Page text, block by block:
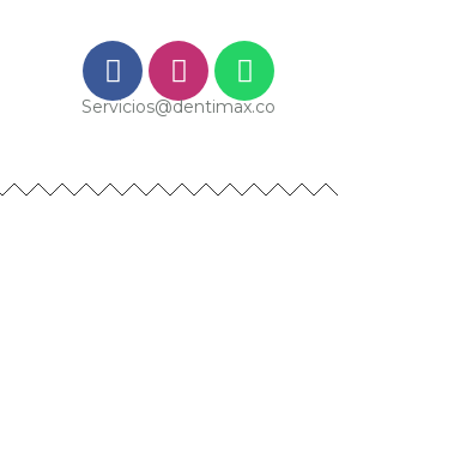
Servicios@dentimax.co